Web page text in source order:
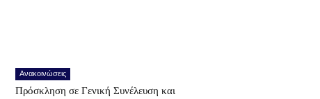
Ανακοινώσεις
Πρόσκληση σε Γενική Συνέλευση και